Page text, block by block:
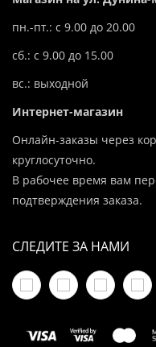
пн.-пт.: с 9.00 до 20.00
сб.: с 9.00 до 15.00
вс.: выходной
Интернет-магазин
Онлайн-заказы через
круглосуточно.
В рабочее время вам
подтверждения заказа.
СЛЕДИТЕ ЗА НАМИ